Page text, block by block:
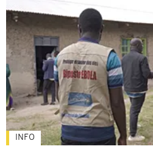
INFO